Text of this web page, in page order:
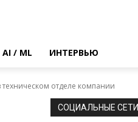
AI / ML ИНТЕРВЬЮ
отделе компании
СОЦИАЛЬНЫЕ СЕТИ